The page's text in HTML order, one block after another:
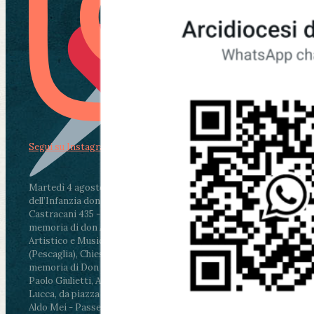
Martedì 4 agosto2026
ore 11:30 - Lucca, Scuola
dell’Infanzia don Aldo Mei - Viale Castruccio
Castracani 435 - Inaugurazione murales in
memoria di don Aldo Mei curato dal Liceo
Artistico e Musicale “Passaglia”
ore 18 - Fiano
(Pescaglia), Chiesa parrocchiale - Messa in
memoria di Don Aldo Mei celebrata da mons.
Paolo Giulietti, Arcivescovo di Lucca
ore 20.30 -
Lucca, da piazza San Michele al Cippo di don
Aldo Mei - Passeggiata della Memoria in alcuni
Segui su Instagram